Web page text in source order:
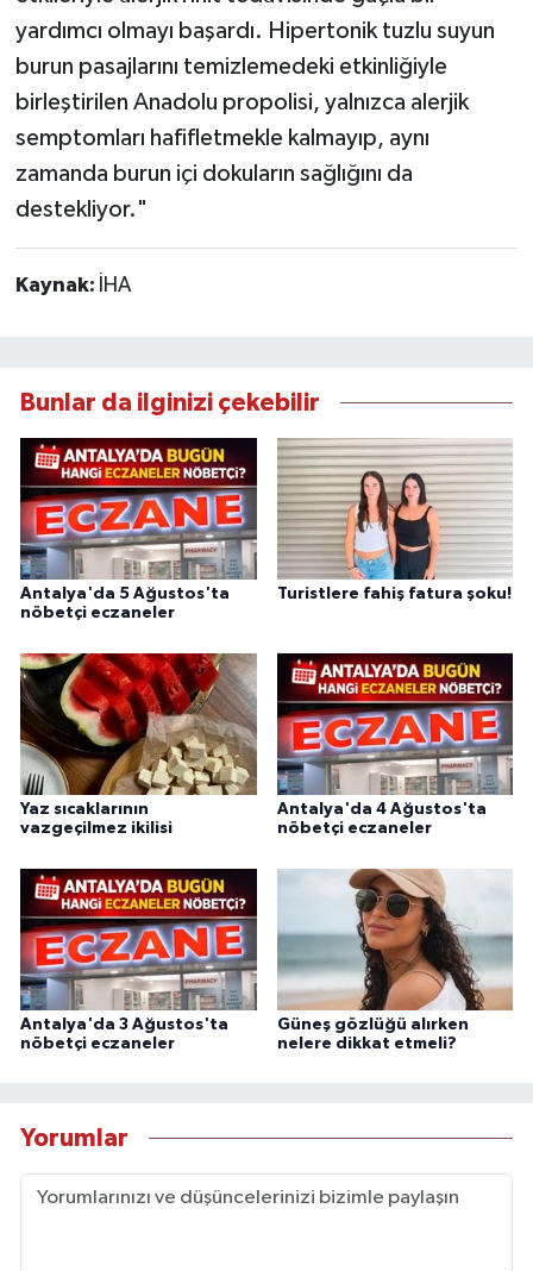
yardımcı olmayı başardı. Hipertonik tuzlu suyun
burun pasajlarını temizlemedeki etkinliğiyle
birleştirilen Anadolu propolisi, yalnızca alerjik
semptomları hafifletmekle kalmayıp, aynı
zamanda burun içi dokuların sağlığını da
destekliyor."
Kaynak: İHA
Bunlar da ilginizi çekebilir
Antalya'da 5 Ağustos'ta
nöbetçi eczaneler
Turistlere fahiş fatura şoku!
Yaz sıcaklarının
vazgeçilmez ikilisi
Antalya'da 4 Ağustos'ta
nöbetçi eczaneler
Antalya'da 3 Ağustos'ta
nöbetçi eczaneler
Güneş gözlüğü alırken
nelere dikkat etmeli?
Yorumlar